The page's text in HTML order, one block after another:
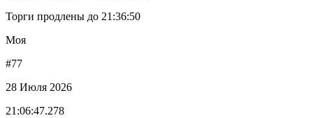
Торги продлены до 21:36:50
Моя
#77
28 Июля 2026
21:06:47.278